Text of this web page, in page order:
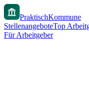
PraktischKommune
StellenangeboteTop
Für Arbeitgeber